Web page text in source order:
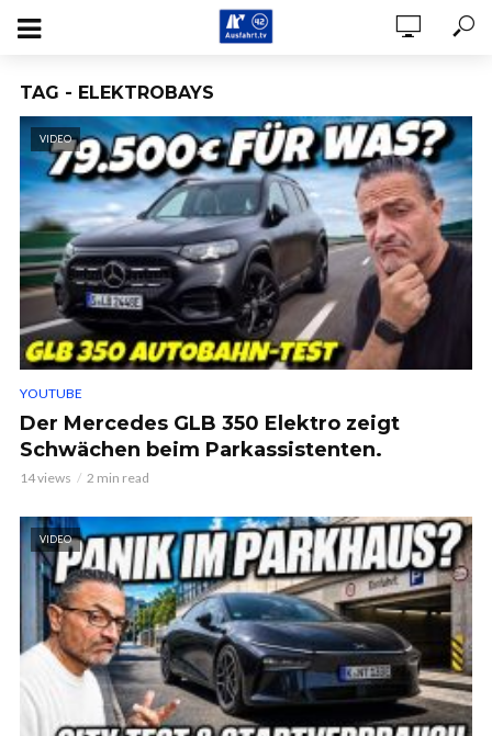
TAG - ELEKTROBAYS
VIDEO
YOUTUBE
Der Mercedes GLB 350 Elektro zeigt
Schwächen beim Parkassistenten.
14 views 2 min read
VIDEO